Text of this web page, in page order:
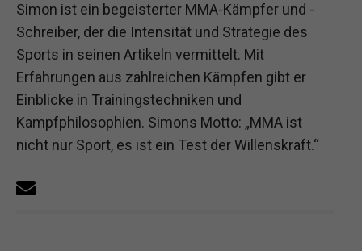
Simon ist ein begeisterter MMA-Kämpfer und -
Schreiber, der die Intensität und Strategie des
Sports in seinen Artikeln vermittelt. Mit
Erfahrungen aus zahlreichen Kämpfen gibt er
Einblicke in Trainingstechniken und
Kampfphilosophien. Simons Motto: „MMA ist
nicht nur Sport, es ist ein Test der Willenskraft.“